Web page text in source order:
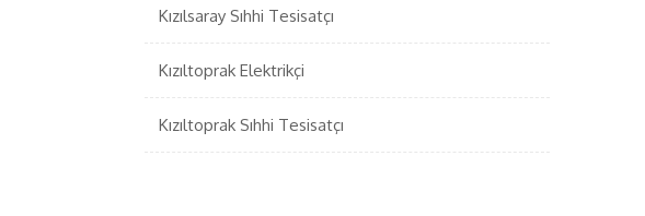
Kızılsaray Sıhhi Tesisatçı
Kızıltoprak Elektrikçi
Kızıltoprak Sıhhi Tesisatçı